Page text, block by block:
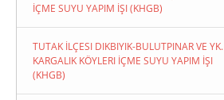
İÇME SUYU YAPIM İŞI (KHGB)
TUTAK İLÇESI DIKBIYIK-BULUTPINAR VE YK.
KARGALIK KÖYLERI İÇME SUYU YAPIM İŞI
(KHGB)